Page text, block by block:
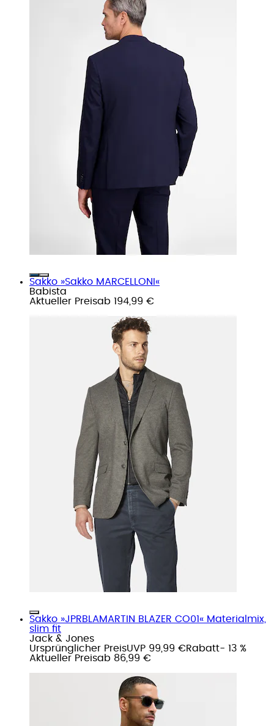
Sakko »Sakko MARCELLONI«
Babista
Aktueller Preisab 194,99 €
Sakko »JPRBLAMARTIN BLAZER CO01« Materialmix,
slim fit
Jack & Jones
Ursprünglicher PreisUVP 99,99 €Rabatt- 13 %
Aktueller Preisab 86,99 €